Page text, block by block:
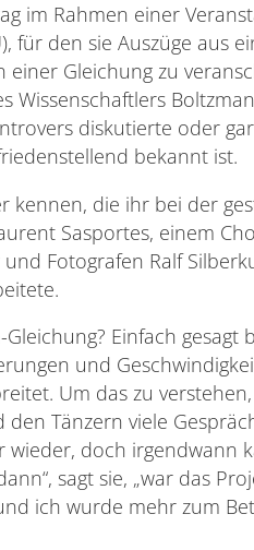
im Rahmen einer
für den sie Auszüge aus
Gleichung zu
Wissenschaftlers
diskutierte oder
bekannt ist.
kennen, die ihr bei der
Sasportes, einem
Fotografen Ralf
Einfach gesagt
und
Um das zu
Tänzern viele
doch irgendwann
sagt sie, „war das
ich wurde mehr zum